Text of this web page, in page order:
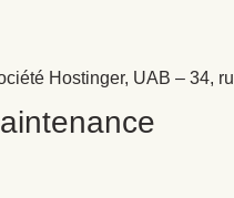
Hostinger, UAB – 34,